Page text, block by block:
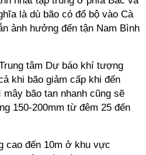
là dù bão có đổ bộ vào Cà
ảnh hưởng đến tận Nam Bình
tâm Dự báo khí tượng
khi bão giảm cấp khi đến
bão tan nhanh cũng sẽ
150-200mm từ đêm 25 đến
cao đến 10m ở khu vực